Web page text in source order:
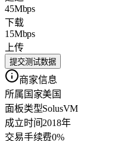
45Mbps
下载
15Mbps
上传
提交测试数据
商家信息
所属国家美国
面板类型SolusVM
成立时间2018年
交易手续费0%